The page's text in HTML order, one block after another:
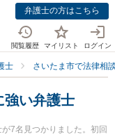
弁護士の方はこちら
閲覧履歴 マイリスト ログイン
士 さいたま市で法律相
強い弁護士
7名見つかりました。初回